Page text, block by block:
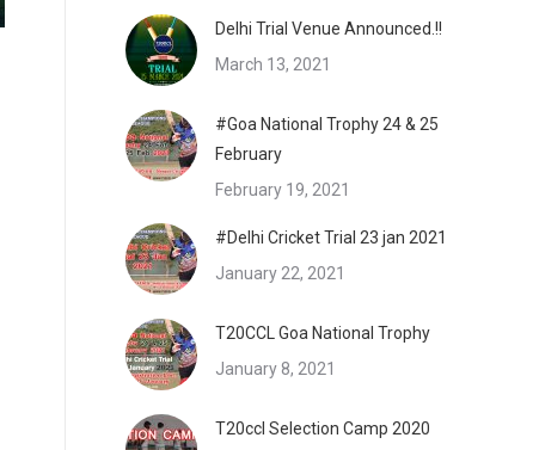
Delhi Trial Venue Announced.!!
March 13, 2021
#Goa National Trophy 24 & 25
February
February 19, 2021
#Delhi Cricket Trial 23 jan 2021
January 22, 2021
T20CCL Goa National Trophy
January 8, 2021
T20ccl Selection Camp 2020